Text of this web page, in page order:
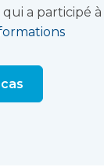
a participé